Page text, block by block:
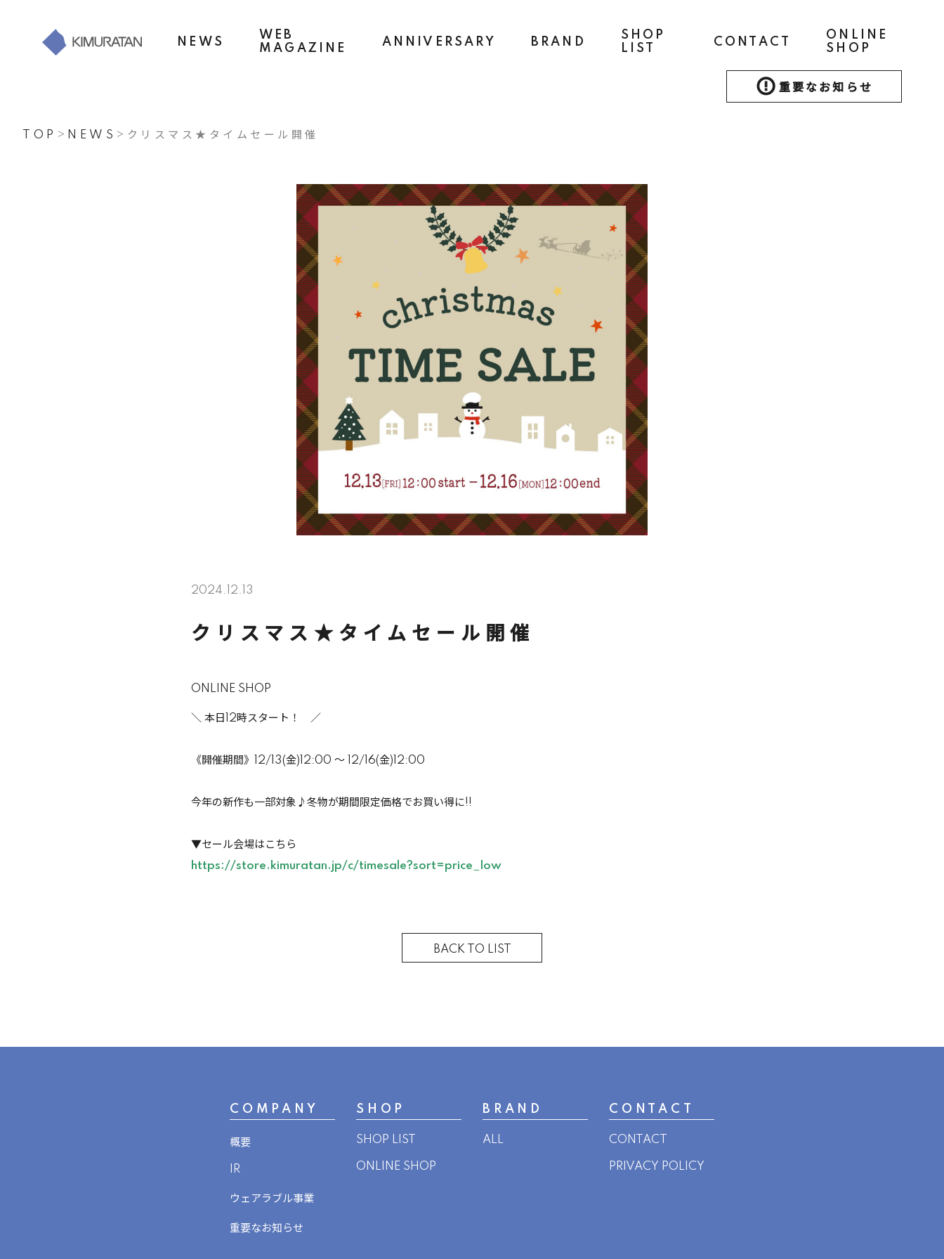
NEWS
WEB
MAGAZINE
ANNIVERSARY BRAND
SHOP
LIST
CONTACT
ONLINE
SHOP
重要なお知らせ
TOP > NEWS > クリスマス★タイムセール開催
2024.12.13
クリスマス★タイムセール開催
ONLINE SHOP
＼ 本日12時スタート！ ／
《開催期間》12/13(金)12:00 ～ 12/16(金)12:00
今年の新作も一部対象♪冬物が期間限定価格でお買い得に!!
▼セール会場はこちら
https://store.kimuratan.jp/c/timesale?sort=price_low
BACK TO LIST
COMPANY
概要
IR
ウェアラブル事業
重要なお知らせ
SHOP
SHOP LIST
ONLINE SHOP
BRAND
ALL
CONTACT
CONTACT
PRIVACY POLICY